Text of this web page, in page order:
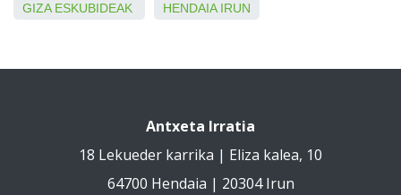
GIZA ESKUBIDEAK HENDAIA IRUN
Antxeta Irratia
18 Lekueder karrika | Eliza kalea, 10
64700 Hendaia | 20304 Irun